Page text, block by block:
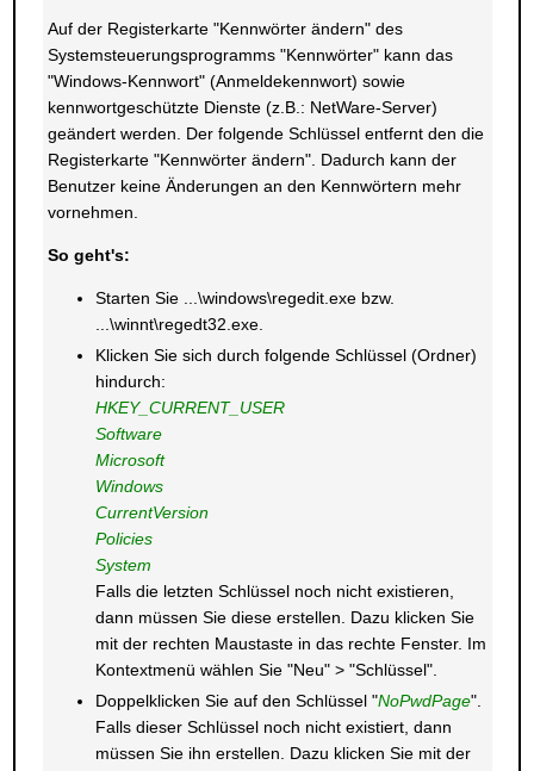
Auf der Registerkarte "Kennwörter ändern" des
Systemsteuerungsprogramms "Kennwörter" kann das
"Windows-Kennwort" (Anmeldekennwort) sowie
kennwortgeschützte Dienste (z.B.: NetWare-Server)
geändert werden. Der folgende Schlüssel entfernt den die
Registerkarte "Kennwörter ändern". Dadurch kann der
Benutzer keine Änderungen an den Kennwörtern mehr
vornehmen.
So geht's:
Starten Sie ...\windows\regedit.exe bzw.
...\winnt\regedt32.exe.
Klicken Sie sich durch folgende Schlüssel (Ordner)
hindurch:
HKEY_CURRENT_USER
Software
Microsoft
Windows
CurrentVersion
Policies
System
Falls die letzten Schlüssel noch nicht existieren,
dann müssen Sie diese erstellen. Dazu klicken Sie
mit der rechten Maustaste in das rechte Fenster. Im
Kontextmenü wählen Sie "Neu" > "Schlüssel".
Doppelklicken Sie auf den Schlüssel "NoPwdPage".
Falls dieser Schlüssel noch nicht existiert, dann
müssen Sie ihn erstellen. Dazu klicken Sie mit der